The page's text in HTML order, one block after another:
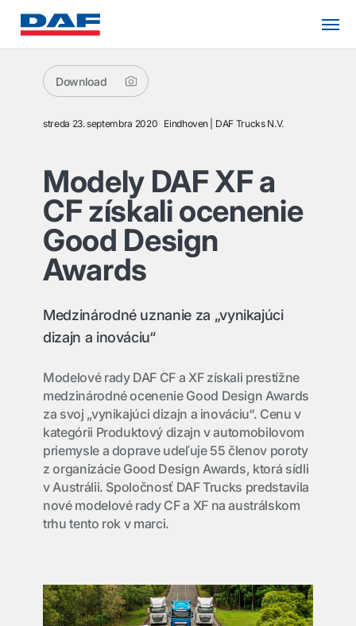
Download
streda 23. septembra 2020 Eindhoven DAF Trucks N.V.
Modely DAF XF a
CF získali ocenenie
Good Design
Awards
Medzinárodné uznanie za „vynikajúci
dizajn a inováciu“
Modelové rady DAF CF a XF získali prestížne
medzinárodné ocenenie Good Design Awards
za svoj „vynikajúci dizajn a inováciu“. Cenu v
kategórii Produktový dizajn v automobilovom
priemysle a doprave udeľuje 55 členov poroty
z organizácie Good Design Awards, ktorá sídli
v Austrálii. Spoločnosť DAF Trucks predstavila
nové modelové rady CF a XF na austrálskom
trhu tento rok v marci.